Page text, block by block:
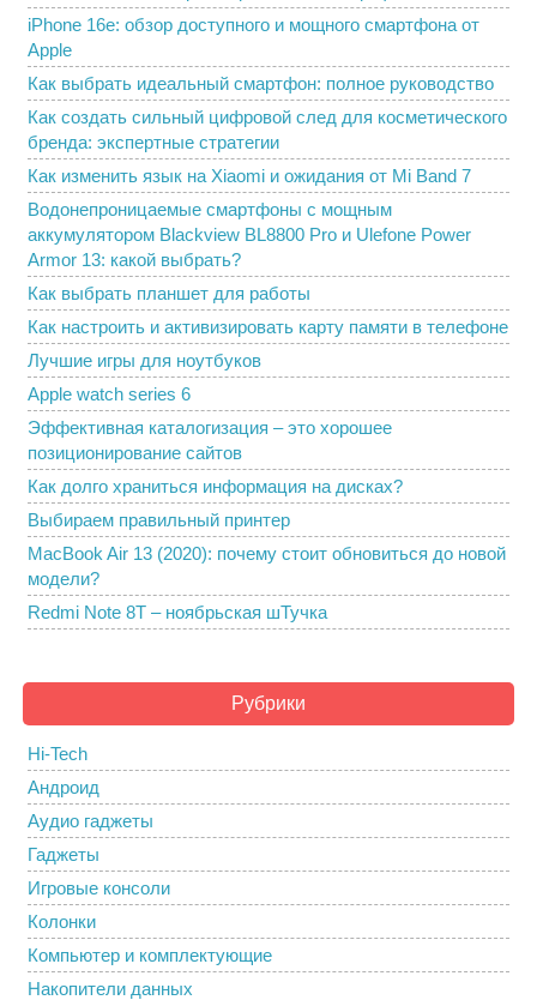
iPhone 16e: обзор доступного и мощного смартфона от
Apple
Как выбрать идеальный смартфон: полное руководство
Как создать сильный цифровой след для косметического
бренда: экспертные стратегии
Как изменить язык на Xiaomi и ожидания от Mi Band 7
Водонепроницаемые смартфоны с мощным
аккумулятором Blackview BL8800 Pro и Ulefone Power
Armor 13: какой выбрать?
Как выбрать планшет для работы
Как настроить и активизировать карту памяти в телефоне
Лучшие игры для ноутбуков
Apple watch series 6
Эффективная каталогизация – это хорошее
позиционирование сайтов
Как долго храниться информация на дисках?
Выбираем правильный принтер
MacBook Air 13 (2020): почему стоит обновиться до новой
модели?
Redmi Note 8T – ноябрьская шТучка
Рубрики
Hi-Tech
Андроид
Аудио гаджеты
Гаджеты
Игровые консоли
Колонки
Компьютер и комплектующие
Накопители данных